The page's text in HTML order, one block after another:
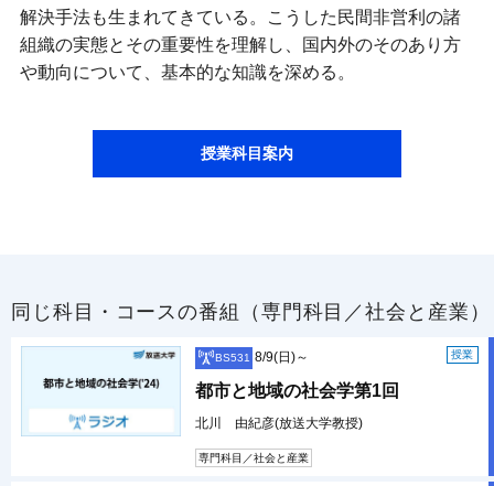
解決手法も生まれてきている。こうした民間非営利の諸
組織の実態とその重要性を理解し、国内外のそのあり方
や動向について、基本的な知識を深める。
授業科目案内
同じ科目・コースの番組（専門科目／社会と産業）
BS531 授業
8/9(日)～
都市と地域の社会学第1回
北川 由紀彦(放送大学教授)
専門科目／社会と産業